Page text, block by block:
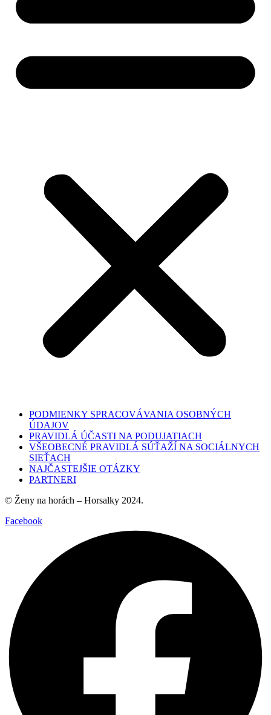
PODMIENKY SPRACOVÁVANIA OSOBNÝCH
ÚDAJOV
PRAVIDLÁ ÚČASTI NA PODUJATIACH
VŠEOBECNÉ PRAVIDLÁ SÚŤAŽÍ NA SOCIÁLNYCH
SIEŤACH
NAJČASTEJŠIE OTÁZKY
PARTNERI
© Ženy na horách – Horsalky 2024.
Facebook